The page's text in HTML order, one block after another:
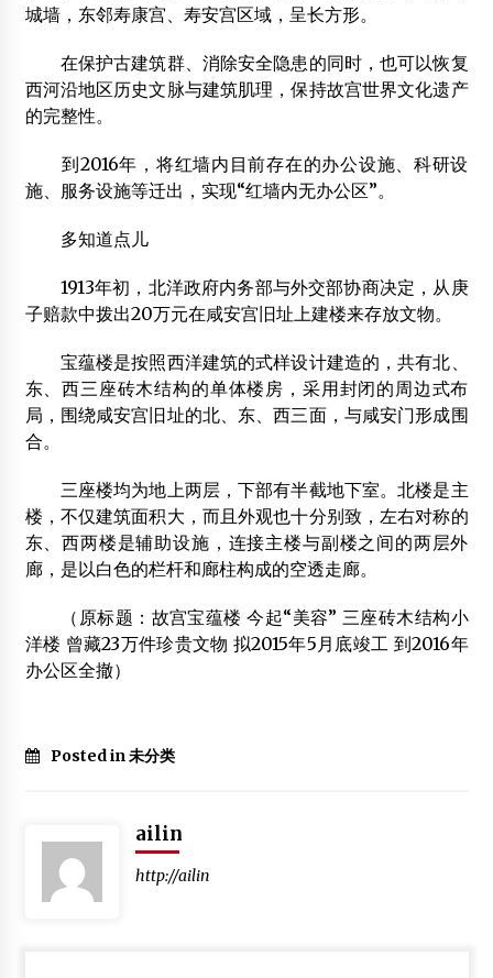
城墙，东邻寿康宫、寿安宫区域，呈长方形。
在保护古建筑群、消除安全隐患的同时，也可以恢复
西河沿地区历史文脉与建筑肌理，保持故宫世界文化遗产
的完整性。
到2016年，将红墙内目前存在的办公设施、科研设
施、服务设施等迁出，实现“红墙内无办公区”。
多知道点儿
1913年初，北洋政府内务部与外交部协商决定，从庚
子赔款中拨出20万元在咸安宫旧址上建楼来存放文物。
宝蕴楼是按照西洋建筑的式样设计建造的，共有北、
东、西三座砖木结构的单体楼房，采用封闭的周边式布
局，围绕咸安宫旧址的北、东、西三面，与咸安门形成围
合。
三座楼均为地上两层，下部有半截地下室。北楼是主
楼，不仅建筑面积大，而且外观也十分别致，左右对称的
东、西两楼是辅助设施，连接主楼与副楼之间的两层外
廊，是以白色的栏杆和廊柱构成的空透走廊。
（原标题：故宫宝蕴楼 今起“美容” 三座砖木结构小
洋楼 曾藏23万件珍贵文物 拟2015年5月底竣工 到2016年
办公区全撤）
Posted in 未分类
ailin
http://ailin